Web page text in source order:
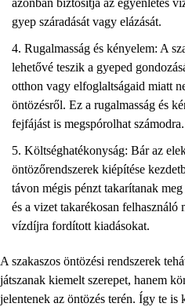
gyep száradását vagy elázását.
Rugalmasság és kényelem: A
lehetővé teszik a gyeped
otthon vagy elfoglaltságaid miatt
öntözésről. Ez a rugalmasság és
fejfájást is megspórolhat számodra.
Költséghatékonyság: Bár az
öntözőrendszerek kiépítése
távon mégis pénzt takarítanak
és a vizet takarékosan
vízdíjra fordított kiadásokat.
A szakaszos öntözési rendszerek
játszanak kiemelt szerepet, hanem
jelentenek az öntözés terén. Így te is